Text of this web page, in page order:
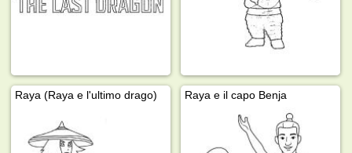
Raya (Raya e l'ultimo drago) Raya e il capo Benja